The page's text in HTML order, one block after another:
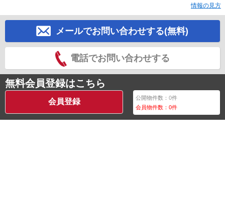
情報の見方
メールでお問い合わせする(無料)
電話でお問い合わせする
無料会員登録はこちら
会員登録 公開物件数：0件
会員物件数：0件